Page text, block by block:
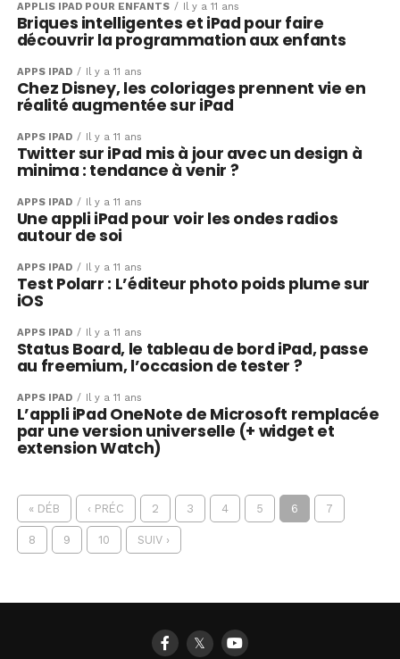
APPLIS IPAD POUR ENFANTS Il y a 11 ans
Briques intelligentes et iPad pour faire
découvrir la programmation aux enfants
APPS IPAD Il y a 11 ans
Chez Disney, les coloriages prennent vie en
réalité augmentée sur iPad
APPS IPAD Il y a 11 ans
Twitter sur iPad mis à jour avec un design à
minima : tendance à venir ?
APPS IPAD Il y a 11 ans
Une appli iPad pour voir les ondes radios
autour de soi
APPS IPAD Il y a 11 ans
Test Polarr : L’éditeur photo poids plume sur
iOS
APPS IPAD Il y a 11 ans
Status Board, le tableau de bord iPad, passe
au freemium, l’occasion de tester ?
APPS IPAD Il y a 11 ans
L’appli iPad OneNote de Microsoft remplacée
par une version universelle (+ widget et
extension Watch)
« DÉB ‹ PRÉC 2 3 4 5 6 7
8 9 10 SUIV ›
𝕏